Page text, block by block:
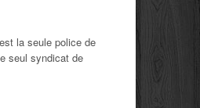
la seule police de
seul syndicat de